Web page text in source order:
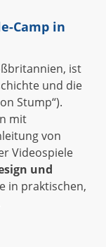
Camp in
ist
und die
Stump“).
mit
von
Videospiele
und
in praktischen,